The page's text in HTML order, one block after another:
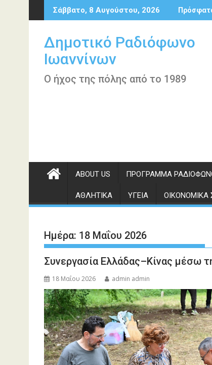
Περάστε
στο
Σάββατο, 8 Αυγούστου, 2026
Δημοτικό Ραδιόφωνο
Ιωαννίνων
Ο ήχος της πόλης από το 1989
ABOUT US ΠΡΌΓΡΑΜΜΑ
ΑΘΛΗΤΙΚΆ ΥΓΕΊΑ ΟΙΚΟΝΟΜΙΚΆ
Ημέρα: 18 Μαΐου 2026
Συνεργασία Ελλάδας–Κίνας μέσω
18 Μαΐου 2026 admin admin